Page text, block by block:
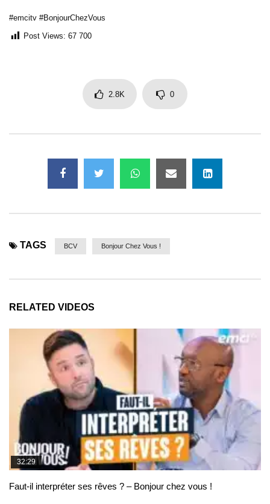
#emcitv #BonjourChezVous
Post Views: 67 700
2.8K 0
TAGS BCV Bonjour Chez Vous !
RELATED VIDEOS
32:29
Faut-il interpréter ses rêves ? – Bonjour chez vous !